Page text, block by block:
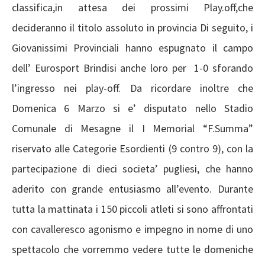
classifica,in attesa dei prossimi Play.off,che
decideranno il titolo assoluto in provincia Di seguito, i
Giovanissimi Provinciali hanno espugnato il campo
dell’ Eurosport Brindisi anche loro per 1-0 sforando
l’ingresso nei play-off. Da ricordare inoltre che
Domenica 6 Marzo si e’ disputato nello Stadio
Comunale di Mesagne il I Memorial “F.Summa”
riservato alle Categorie Esordienti (9 contro 9), con la
partecipazione di dieci societa’ pugliesi, che hanno
aderito con grande entusiasmo all’evento. Durante
tutta la mattinata i 150 piccoli atleti si sono affrontati
con cavalleresco agonismo e impegno in nome di uno
spettacolo che vorremmo vedere tutte le domeniche